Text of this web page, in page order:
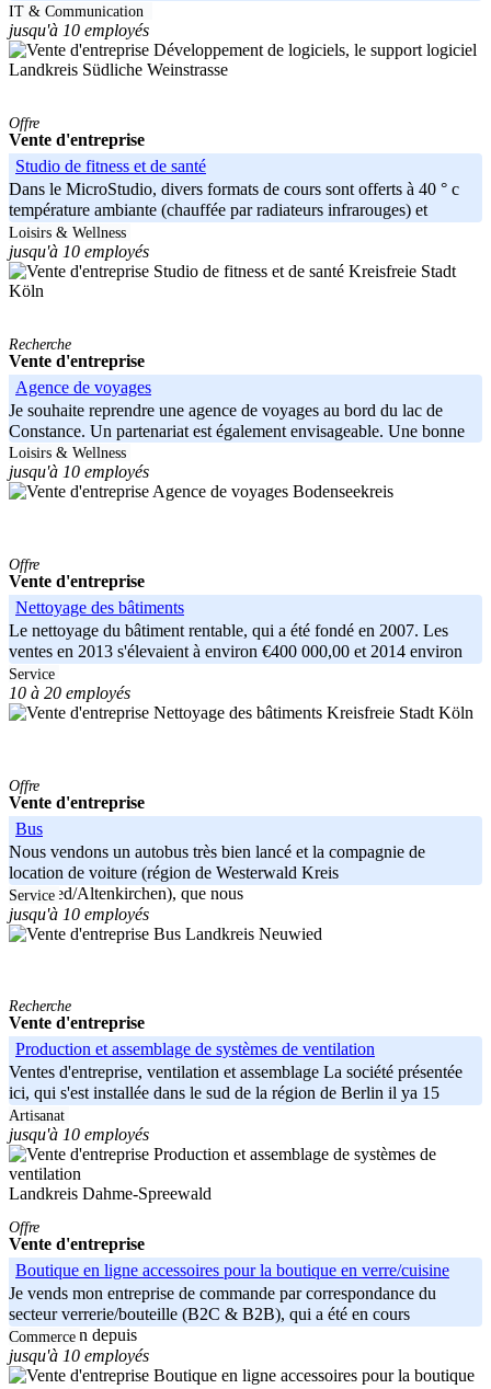
IT & Communication
jusqu'à 10 employés
Landkreis Südliche Weinstrasse
Offre
Vente d'entreprise
Studio de fitness et de santé
Dans le MicroStudio, divers formats de cours sont offerts à 40 ° c
température ambiante (chauffée par radiateurs infrarouges) et
formation
Loisirs & Wellness
jusqu'à 10 employés
Kreisfreie Stadt
Köln
Recherche
Vente d'entreprise
Agence de voyages
Je souhaite reprendre une agence de voyages au bord du lac de
Constance. Un partenariat est également envisageable. Une bonne
clientèle est
Loisirs & Wellness
jusqu'à 10 employés
Bodenseekreis
Offre
Vente d'entreprise
Nettoyage des bâtiments
Le nettoyage du bâtiment rentable, qui a été fondé en 2007. Les
ventes en 2013 s'élevaient à environ €400 000,00 et 2014 environ
350 €,
Service
10 à 20 employés
Kreisfreie Stadt Köln
Offre
Vente d'entreprise
Bus
Nous vendons un autobus très bien lancé et la compagnie de
location de voiture (région de Westerwald Kreis
Neuwied/Altenkirchen), que nous
Service
jusqu'à 10 employés
Landkreis Neuwied
Recherche
Vente d'entreprise
Production et assemblage de systèmes de ventilation
Ventes d'entreprise, ventilation et assemblage La société présentée
ici, qui s'est installée dans le sud de la région de Berlin il ya 15
Artisanat
jusqu'à 10 employés
Landkreis Dahme-Spreewald
Offre
Vente d'entreprise
Boutique en ligne accessoires pour la boutique en verre/cuisine
Je vends mon entreprise de commande par correspondance du
secteur verrerie/bouteille (B2C & B2B), qui a été en cours
d'exécution depuis
Commerce
jusqu'à 10 employés